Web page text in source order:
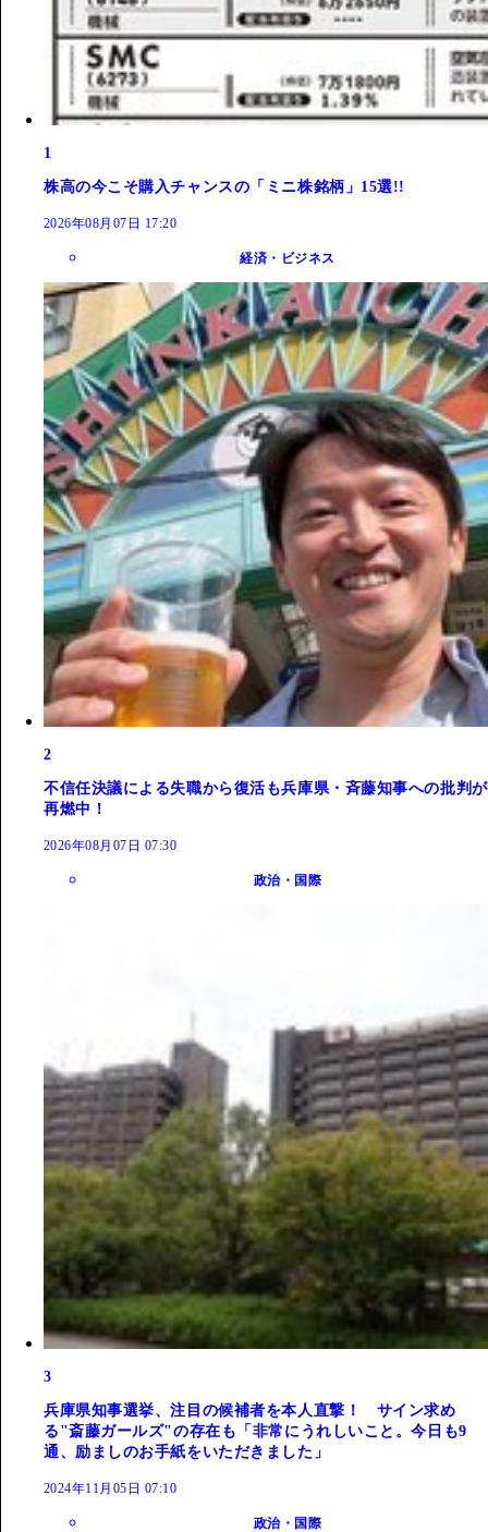
1
株高の今こそ購入チャンスの「ミニ株銘柄」15選!!
2026年08月07日 17:20
経済・ビジネス
2
不信任決議による失職から復活も兵庫県・斉藤知事への批判が
再燃中！
2026年08月07日 07:30
政治・国際
3
兵庫県知事選挙、注目の候補者を本人直撃！ サイン求め
る"斎藤ガールズ"の存在も「非常にうれしいこと。今日も9
通、励ましのお手紙をいただきました」
2024年11月05日 07:10
政治・国際